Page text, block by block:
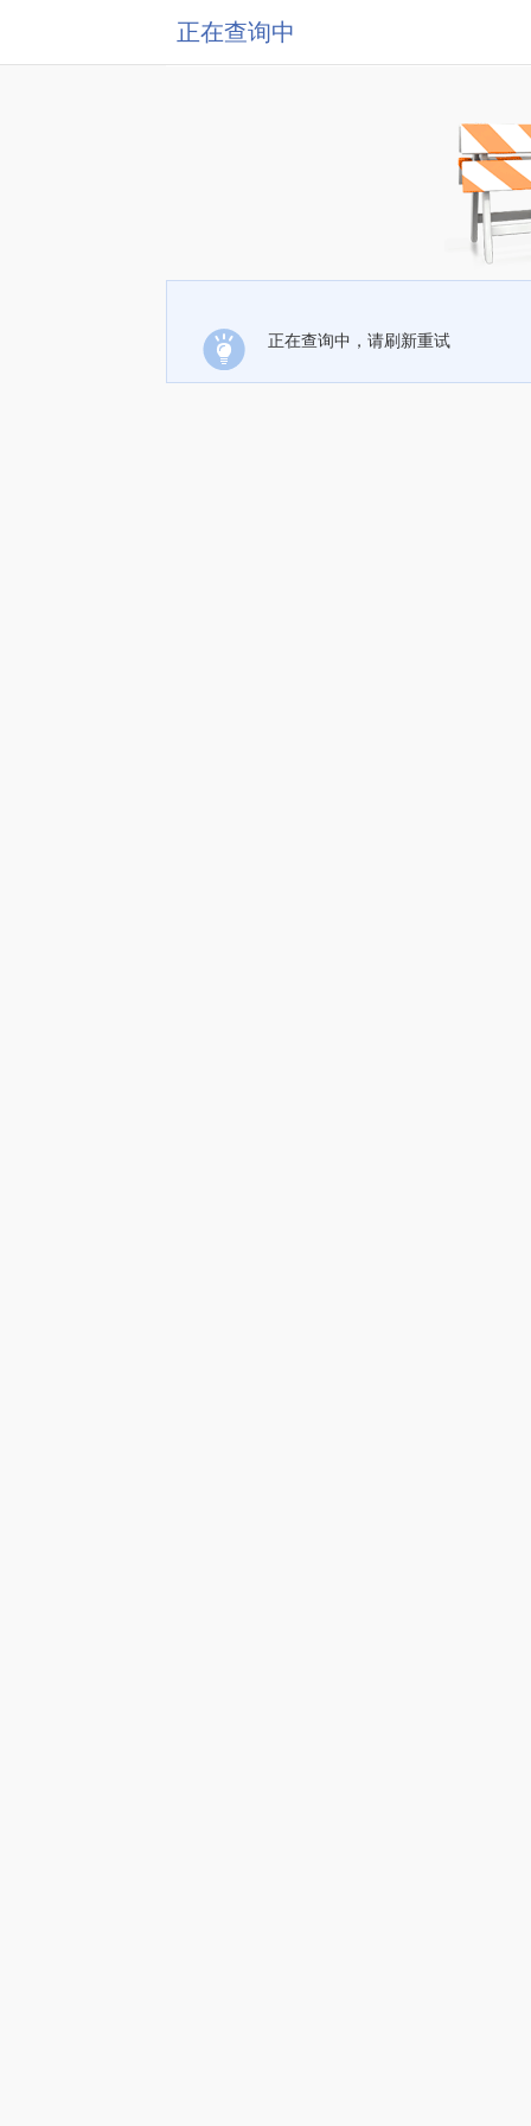
正在查询中
正在查询中，请刷新重试